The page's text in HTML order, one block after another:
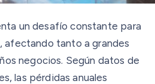
un desafío constante para
afectando tanto a grandes
negocios. Según datos de
las pérdidas anuales